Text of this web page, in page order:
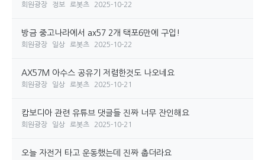
회원광장 정보 로봇츠 2025-10-22
방금 중고나라에서 ax57 2개 택포6만에 구입!
회원광장 일상 로봇츠 2025-10-22
AX57M 아수스 공유기 저렴한것도 나오네요
회원광장 일상 로봇츠 2025-10-21
캄보디아 관련 유튜브 댓글들 진짜 너무 잔인해요
회원광장 일상 로봇츠 2025-10-21
오늘 자전거 타고 운동했는데 진짜 춥더라요